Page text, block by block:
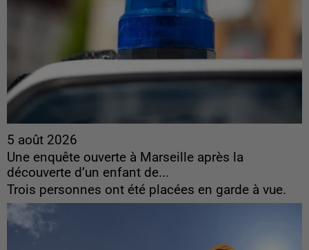
5 août 2026
Une enquête ouverte à Marseille après la
découverte d’un enfant de...
Trois personnes ont été placées en garde à vue.